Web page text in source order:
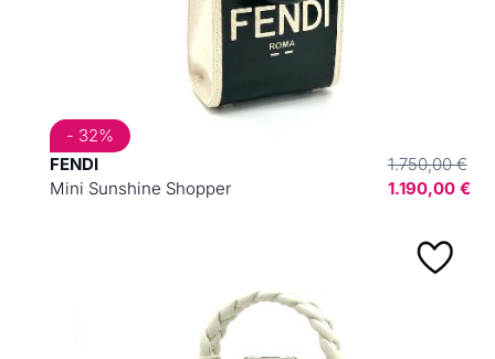
FENDI
Mini Sunshine Shopper
1.750,00 €
1.190,00 €
- 32%